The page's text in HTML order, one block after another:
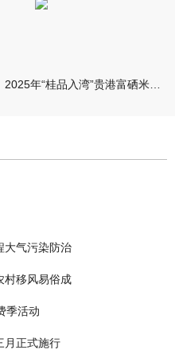
大气污染防治
移风易俗成
季活动
月正式施行